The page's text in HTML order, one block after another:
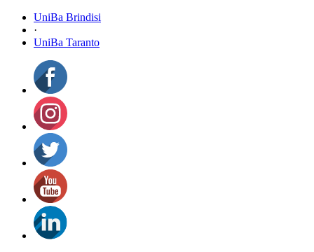
UniBa Brindisi
·
UniBa Taranto